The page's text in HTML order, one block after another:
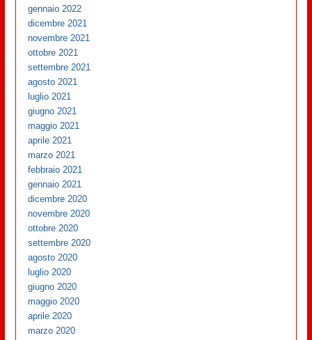
gennaio 2022
dicembre 2021
novembre 2021
ottobre 2021
settembre 2021
agosto 2021
luglio 2021
giugno 2021
maggio 2021
aprile 2021
marzo 2021
febbraio 2021
gennaio 2021
dicembre 2020
novembre 2020
ottobre 2020
settembre 2020
agosto 2020
luglio 2020
giugno 2020
maggio 2020
aprile 2020
marzo 2020